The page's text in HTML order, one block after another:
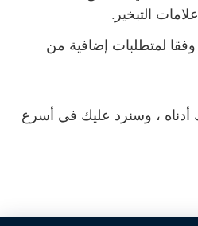
التبخير.
لمتطلبات إضافية من
أدناه ، وسنرد عليك في أسرع